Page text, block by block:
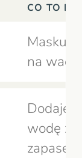
CO TO
Maskuje
na
Dodaje
wodę